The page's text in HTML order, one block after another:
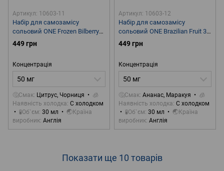
Артикул: 10603-11
Набір для самозамісу
сольовий ONE Frozen Bilberry
30 ml 50 mg
449 грн
Концентрація
50 мг
🤔Смак Цитрус, Чорниця
🧊
Наявність холодка С холодком
🧪Об`єм 30 мл
🌏Країна
виробник Англія
Артикул: 10603-12
Набір для самозамісу
сольовий ONE Brazilian Fruit 30
ml 50 mg
449 грн
Концентрація
50 мг
🤔Смак Ананас, Маракуя
🧊
Наявність холодка С холодком
🧪Об`єм 30 мл
🌏Країна
виробник Англія
Показати ще 10 товарів